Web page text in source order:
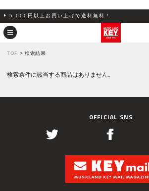
5,000円以上お買い上げで送料無料！
TOP > 検索結果
検索条件に該当する商品はありません。
OFFICIAL SNS